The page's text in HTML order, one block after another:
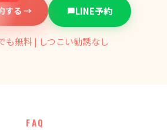
する → LINE予約
も無料 | しつこい勧誘なし
FAQ